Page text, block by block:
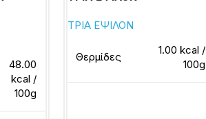
48.00
kcal /
100g
ΤΡΙΑ ΕΨΙΛΟΝ
Θερμίδες
1.00 kcal /
100g